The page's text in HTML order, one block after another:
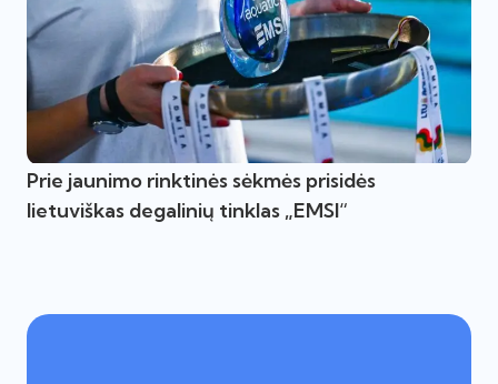
Prie jaunimo rinktinės sėkmės prisidės
lietuviškas degalinių tinklas „EMSI“